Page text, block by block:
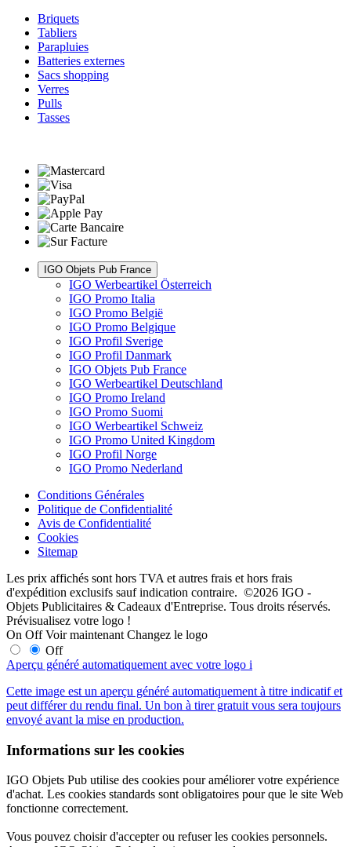
Briquets
Tabliers
Parapluies
Batteries externes
Sacs shopping
Verres
Pulls
Tasses
IGO Objets Pub France
IGO Werbeartikel Österreich
IGO Promo Italia
IGO Promo België
IGO Promo Belgique
IGO Profil Sverige
IGO Profil Danmark
IGO Objets Pub France
IGO Werbeartikel Deutschland
IGO Promo Ireland
IGO Promo Suomi
IGO Werbeartikel Schweiz
IGO Promo United Kingdom
IGO Profil Norge
IGO Promo Nederland
Conditions Générales
Politique de Confidentialité
Avis de Confidentialité
Cookies
Sitemap
Les prix affichés sont hors TVA et autres frais et hors frais
d'expédition exclusifs sauf indication contraire. ©2026 IGO -
Objets Publicitaires & Cadeaux d'Entreprise. Tous droits réservés.
Prévisualisez votre logo !
On Off Voir maintenant Changez le logo
Off
Aperçu généré automatiquement avec votre logo i
Cette image est un aperçu généré automatiquement à titre indicatif et
peut différer du rendu final. Un bon à tirer gratuit vous sera toujours
envoyé avant la mise en production.
Informations sur les cookies
IGO Objets Pub utilise des cookies pour améliorer votre expérience
d'achat. Les cookies standards sont obligatoires pour que le site Web
fonctionne correctement.
Vous pouvez choisir d'accepter ou refuser les cookies personnels.